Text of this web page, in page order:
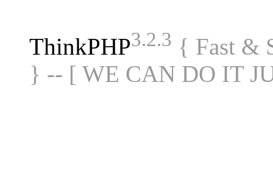
ThinkPHP3.2.3 { Fast &
} -- [ WE CAN DO IT